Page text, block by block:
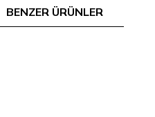
BENZER ÜRÜNLER